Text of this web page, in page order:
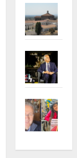
euro
apre